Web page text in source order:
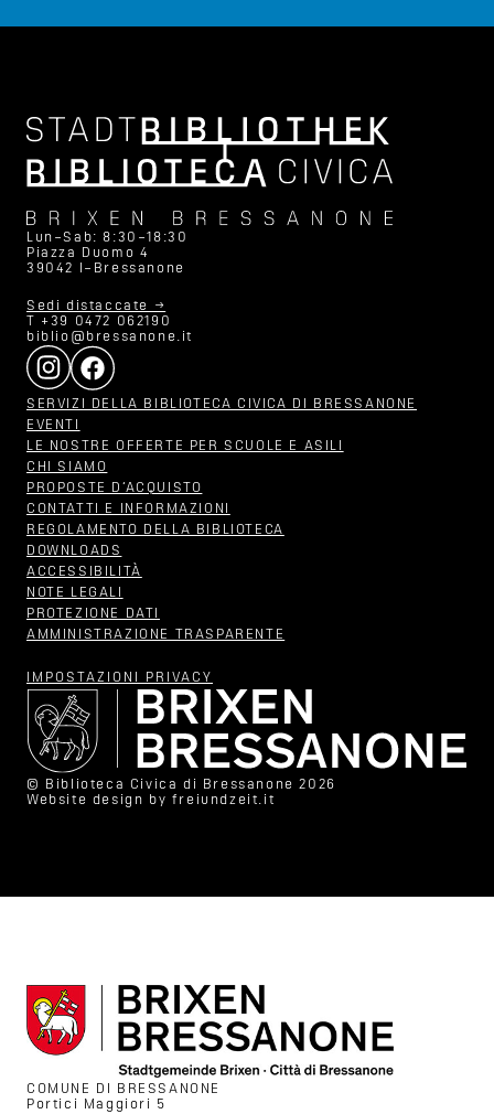
Lun–Sab: 8:30–18:30
Piazza Duomo 4
39042 I–Bressanone
Sedi distaccate →
T +39 0472 062190
biblio@bressanone.it
SERVIZI DELLA BIBLIOTECA CIVICA DI BRESSANONE
EVENTI
LE NOSTRE OFFERTE PER SCUOLE E ASILI
CHI SIAMO
PROPOSTE D‘ACQUISTO
CONTATTI E INFORMAZIONI
REGOLAMENTO DELLA BIBLIOTECA
DOWNLOADS
ACCESSIBILITÀ
NOTE LEGALI
PROTEZIONE DATI
AMMINISTRAZIONE TRASPARENTE
IMPOSTAZIONI PRIVACY
© Biblioteca Civica di Bressanone 2026
Website design by freiundzeit.it
COMUNE DI BRESSANONE
Portici Maggiori 5